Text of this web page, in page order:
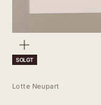
SOLGT
Lotte Neupart